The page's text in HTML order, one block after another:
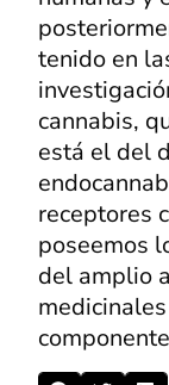
tenido en
cannabis,
está el del
receptores
poseemos
del amplio